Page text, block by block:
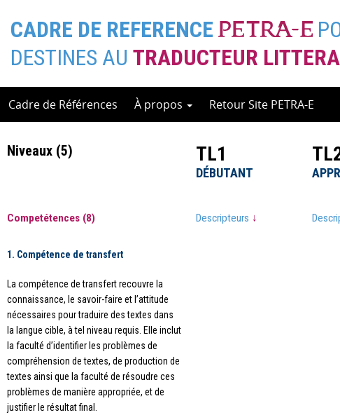
CADRE DE REFERENCE
DESTINES AU TRADUCTEUR
Skip
to
content
Cadre de Références À propos Retour Site PETRA-E
Niveaux (5) TL1
DÉBUTANT
Competétences (8) Descripteurs ↓
1. Compétence de transfert
La compétence de transfert recouvre la
connaissance, le savoir-faire et l’attitude
nécessaires pour traduire des textes dans
la langue cible, à tel niveau requis. Elle inclut
la faculté d’identifier les problèmes de
compréhension de textes, de production de
textes ainsi que la faculté de résoudre ces
problèmes de manière appropriée, et de
justifier le résultat final.
Niveaux (5)
Niveaux (5) TL1
DÉBUTANT
Competétences (8) Descripteurs ↓